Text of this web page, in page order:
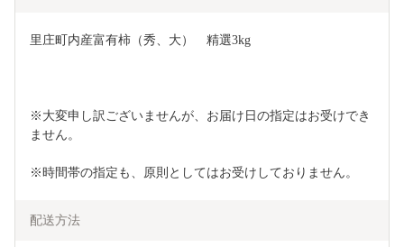
里庄町内産富有柿（秀、大）　精選3kg
※大変申し訳ございませんが、お届け日の指定はお受けでき
ません。
※時間帯の指定も、原則としてはお受けしておりません。
配送方法